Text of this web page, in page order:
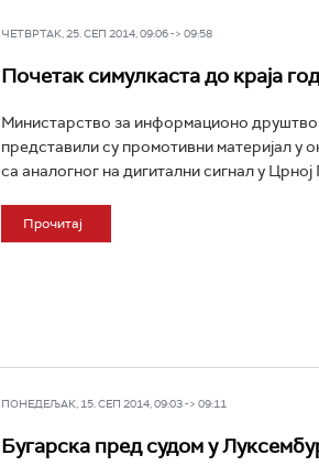
ЧЕТВРТАК, 25. СЕП 2014, 09:06 -> 09:58
Почетак симулкаста до краја
Министарство за информационо
представили су промотивни материјал
са аналогног на дигитални сигнал у Црној
Прочитај
ПОНЕДЕЉАК, 15. СЕП 2014, 09:03 -> 09:11
Бугарскa пред судом у